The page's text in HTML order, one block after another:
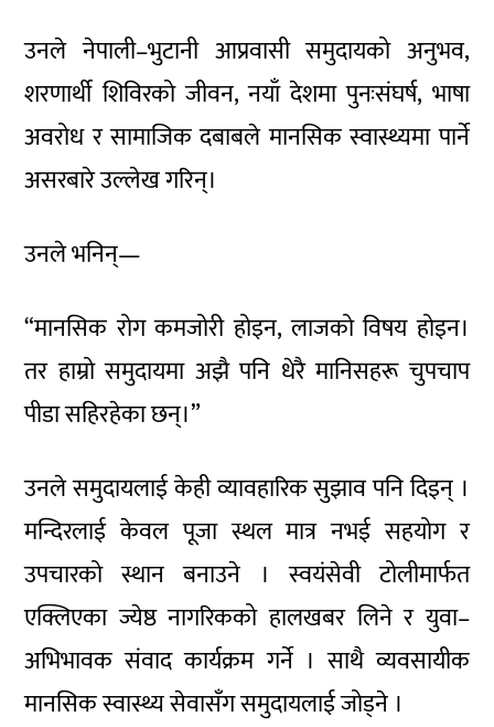
उनले नेपाली–भुटानी आप्रवासी समुदायको अनुभव,
शरणार्थी शिविरको जीवन, नयाँ देशमा पुनःसंघर्ष, भाषा
अवरोध र सामाजिक दबाबले मानसिक स्वास्थ्यमा पार्ने
असरबारे उल्लेख गरिन्।
उनले भनिन्—
“मानसिक रोग कमजोरी होइन, लाजको विषय होइन।
तर हाम्रो समुदायमा अझै पनि धेरै मानिसहरू चुपचाप
पीडा सहिरहेका छन्।”
उनले समुदायलाई केही व्यावहारिक सुझाव पनि दिइन् ।
मन्दिरलाई केवल पूजा स्थल मात्र नभई सहयोग र
उपचारको स्थान बनाउने । स्वयंसेवी टोलीमार्फत
एक्लिएका ज्येष्ठ नागरिकको हालखबर लिने र युवा–
अभिभावक संवाद कार्यक्रम गर्ने । साथै व्यवसायीक
मानसिक स्वास्थ्य सेवासँग समुदायलाई जोड्ने ।